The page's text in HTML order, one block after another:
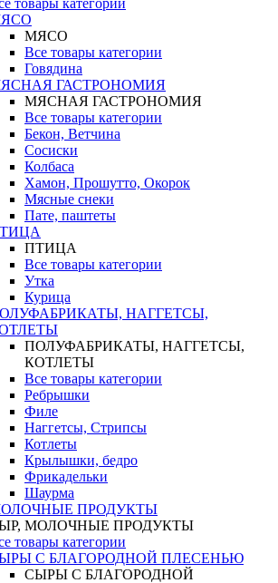
товары категории
МЯСО
Все товары категории
Говядина
ГАСТРОНОМИЯ
МЯСНАЯ ГАСТРОНОМИЯ
Все товары категории
Бекон, Ветчина
Сосиски
Колбаса
Хамон, Прошутто, Окорок
Мясные снеки
Пате, паштеты
ПТИЦА
Все товары категории
Утка
Курица
НАГГЕТСЫ,
ПОЛУФАБРИКАТЫ, НАГГЕТСЫ,
КОТЛЕТЫ
Все товары категории
Ребрышки
Филе
Наггетсы, Стрипсы
Котлеты
Крылышки, бедро
Фрикадельки
Шаурма
ПРОДУКТЫ
МОЛОЧНЫЕ ПРОДУКТЫ
товары категории
С БЛАГОРОДНОЙ ПЛЕСЕНЬЮ
СЫРЫ С БЛАГОРОДНОЙ